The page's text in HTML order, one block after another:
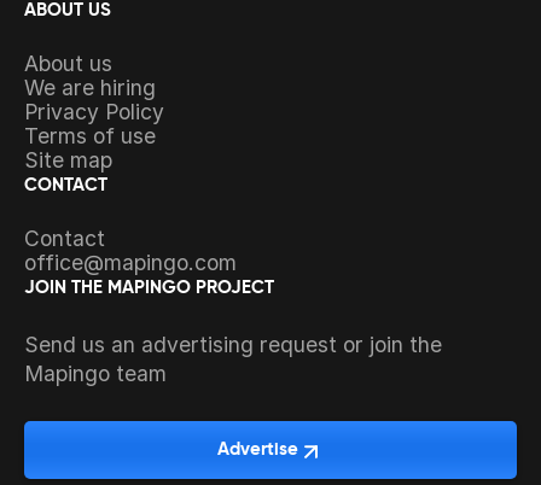
ABOUT US
About us
We are hiring
Privacy Policy
Terms of use
Site map
CONTACT
Contact
office@mapingo.com
JOIN THE MAPINGO PROJECT
Send us an advertising request or join the
Mapingo team
Advertise